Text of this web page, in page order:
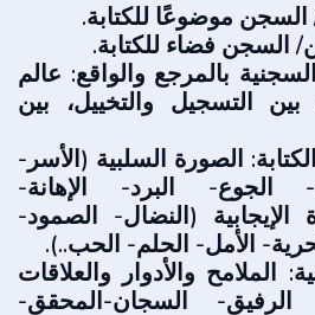
موضوعًا للكتابة.
السجن فضاء للكتابة.
بالمرجع والواقع: عالم
التسجيل والتخييل، بين
الصورة السلبية (الأسر-
الجوع- البرد- الإهانة-
الإيجابية (النضال- الصمود-
الأمل- الحلم- الحب..).
والأدوار والعلاقات
الرفيق- السجان-المحقق-